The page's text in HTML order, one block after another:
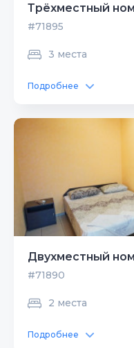
Трёхместный
#71895
3 места
Подробнее
Двухместный
#71890
2 места
Подробнее